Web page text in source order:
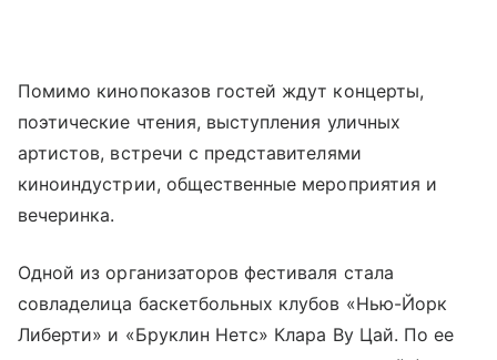
Помимо кинопоказов гостей ждут концерты,
поэтические чтения, выступления уличных
артистов, встречи с представителями
киноиндустрии, общественные мероприятия и
вечеринка.
Одной из организаторов фестиваля стала
совладелица баскетбольных клубов «Нью-Йорк
Либерти» и «Бруклин Нетс» Клара Ву Цай. По ее